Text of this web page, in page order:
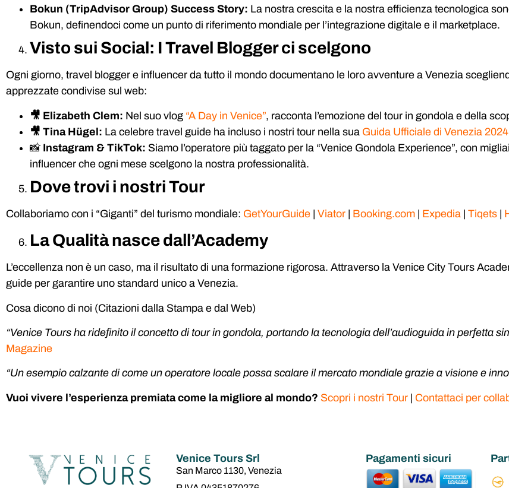
Bokun (TripAdvisor Group) Success Story: La nostra crescita e la nostra efficienza tecnologica
Bokun, definendoci come un punto di riferimento mondiale per l’integrazione digitale e il marketplace.
Visto sui Social: I Travel Blogger ci scelgono
Ogni giorno, travel blogger e influencer da tutto il mondo documentano le loro avventure a Venezia
apprezzate condivise sul web:
🎥 Elizabeth Clem: Nel suo vlog “A Day in Venice”, racconta l’emozione del tour in gondola e della
🎥 Tina Hügel: La celebre travel guide ha incluso i nostri tour nella sua Guida Ufficiale di Venezia 2024
📸 Instagram & TikTok: Siamo l’operatore più taggato per la “Venice Gondola Experience”, con
influencer che ogni mese scelgono la nostra professionalità.
Dove trovi i nostri Tour
Collaboriamo con i “Giganti” del turismo mondiale: GetYourGuide | Viator | Booking.com | Expedia | Tiqets |
La Qualità nasce dall’Academy
L’eccellenza non è un caso, ma il risultato di una formazione rigorosa. Attraverso la Venice City Tours
guide per garantire uno standard unico a Venezia.
Cosa dicono di noi (Citazioni dalla Stampa e dal Web)
“Venice Tours ha ridefinito il concetto di tour in gondola, portando la tecnologia dell’audioguida in perfetta
Magazine
“Un esempio calzante di come un operatore locale possa scalare il mercato mondiale grazie a visione e
Vuoi vivere l’esperienza premiata come la migliore al mondo? Scopri i nostri Tour | Contattaci per
Venice Tours Srl
San Marco 1130, Venezia
Pagamenti sicuri